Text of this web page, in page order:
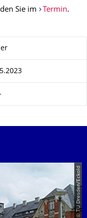
Sie im Termin.
© TU Dresden/Eckold